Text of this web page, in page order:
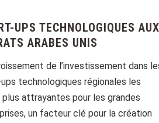
UPS TECHNOLOGIQUES AUX
ARABES UNIS
de l’investissement dans
technologiques régionales les
plus attrayantes pour les grandes
un facteur clé pour la création